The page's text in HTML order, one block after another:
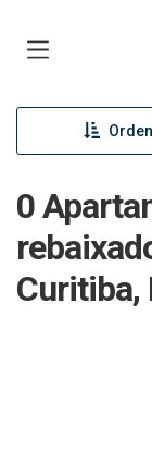
0
Curitiba,